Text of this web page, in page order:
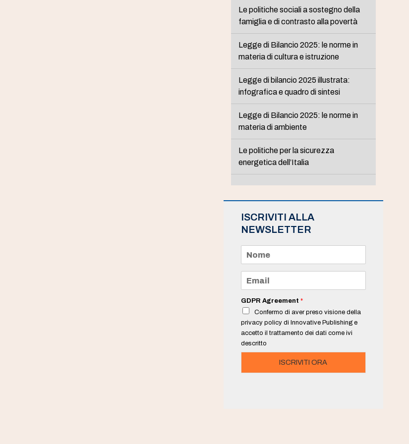
Le politiche sociali a sostegno della
famiglia e di contrasto alla povertà
Legge di Bilancio 2025: le norme in
materia di cultura e istruzione
Legge di bilancio 2025 illustrata:
infografica e quadro di sintesi
Legge di Bilancio 2025: le norme in
materia di ambiente
Le politiche per la sicurezza
energetica dell’Italia
ISCRIVITI ALLA
NEWSLETTER
m
e
a
i
*
GDPR Agreement *
Confermo di aver preso visione della
privacy policy di Innovative Publishing e
accetto il trattamento dei dati come ivi
descritto
ISCRIVITI ORA